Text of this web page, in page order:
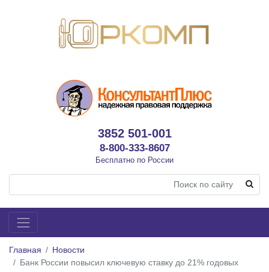
3852 501-001
8-800-333-8607
Бесплатно по России
Главная
Новости
Банк России повысил ключевую ставку до 21% годовых